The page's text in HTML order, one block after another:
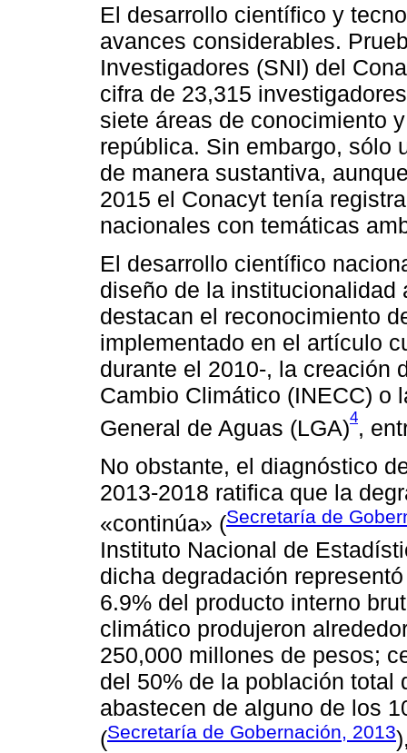
El desarrollo científico y
avances considerables.
Investigadores (SNI) del
cifra de 23,315
siete áreas de conocimiento
república. Sin embargo, sólo
de manera sustantiva,
2015 el Conacyt tenía
nacionales con temáticas
El desarrollo científico
diseño de la
destacan el reconocimiento
implementado en el artículo
durante el 2010-, la creación
Cambio Climático (INECC) o
General de Aguas (LGA)4,
No obstante, el diagnóstico
2013-2018 ratifica que la
«continúa» (Secretaría de
Instituto Nacional de
dicha degradación
6.9% del producto interno
climático produjeron
250,000 millones de pesos;
del 50% de la población
abastecen de alguno de los
(Secretaría de Gobernación, 2013